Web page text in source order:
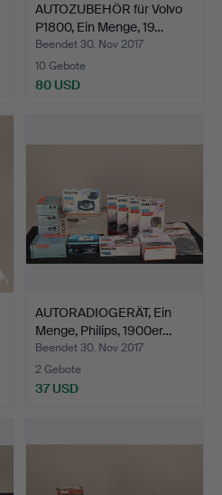
AUTOZUBEHÖR für Volvo
P1800, Ein Menge, 19…
Beendet 30. Nov 2017
10 Gebote
80 USD
AUTORADIOGERÄT, Ein
Menge, Philips, 1900er…
Beendet 30. Nov 2017
2 Gebote
37 USD